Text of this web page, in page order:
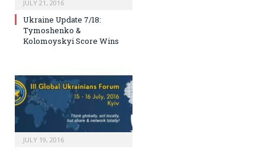
JULY 21, 2016
Ukraine Update 7/18:
Tymoshenko &
Kolomoyskyi Score Wins
JULY 19, 2016